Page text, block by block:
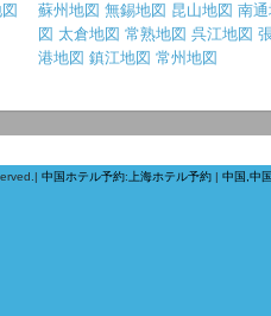
蘇州地図 無錫地図 昆山地図 南
図 太倉地図 常熟地図 呉江地図
港地図 鎮江地図 常州地図
中国ホテル予約: 上海ホテル予約 | 中国,中